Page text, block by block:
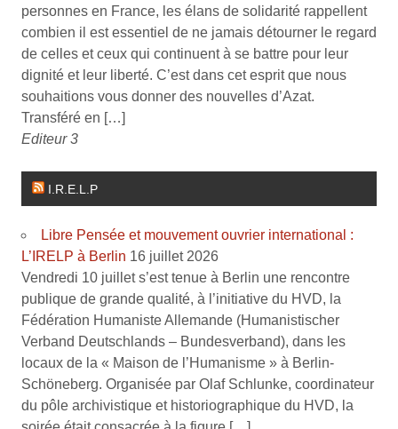
personnes en France, les élans de solidarité rappellent
combien il est essentiel de ne jamais détourner le regard
de celles et ceux qui continuent à se battre pour leur
dignité et leur liberté. C’est dans cet esprit que nous
souhaitions vous donner des nouvelles d’Azat.
Transféré en […]
Editeur 3
I.R.E.L.P
Libre Pensée et mouvement ouvrier international :
L’IRELP à Berlin 16 juillet 2026
Vendredi 10 juillet s’est tenue à Berlin une rencontre
publique de grande qualité, à l’initiative du HVD, la
Fédération Humaniste Allemande (Humanistischer
Verband Deutschlands – Bundesverband), dans les
locaux de la « Maison de l’Humanisme » à Berlin-
Schöneberg. Organisée par Olaf Schlunke, coordinateur
du pôle archivistique et historiographique du HVD, la